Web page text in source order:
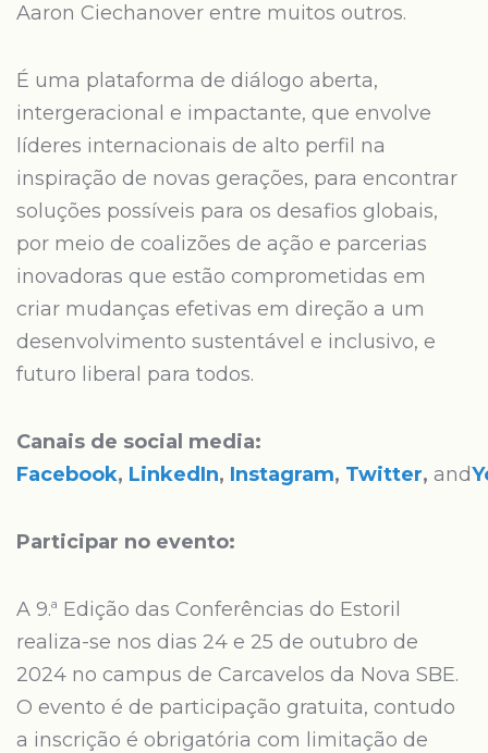
Aaron Ciechanover entre muitos outros.
É uma plataforma de diálogo aberta,
intergeracional e impactante, que envolve
líderes internacionais de alto perfil na
inspiração de novas gerações, para encontrar
soluções possíveis para os desafios globais,
por meio de coalizões de ação e parcerias
inovadoras que estão comprometidas em
criar mudanças efetivas em direção a um
desenvolvimento sustentável e inclusivo, e
futuro liberal para todos.
Canais de social media:
Facebook, LinkedIn, Instagram, Twitter, and
Participar no evento:
A 9.ª Edição das Conferências do Estoril
realiza-se nos dias 24 e 25 de outubro de
2024 no campus de Carcavelos da Nova SBE.
O evento é de participação gratuita, contudo
a inscrição é obrigatória com limitação de